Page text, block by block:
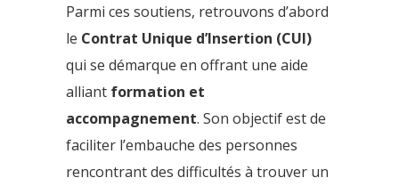
Parmi ces soutiens, retrouvons d’abord
le Contrat Unique d’Insertion (CUI)
qui se démarque en offrant une aide
alliant formation et
accompagnement. Son objectif est de
faciliter l’embauche des personnes
rencontrant des difficultés à trouver un